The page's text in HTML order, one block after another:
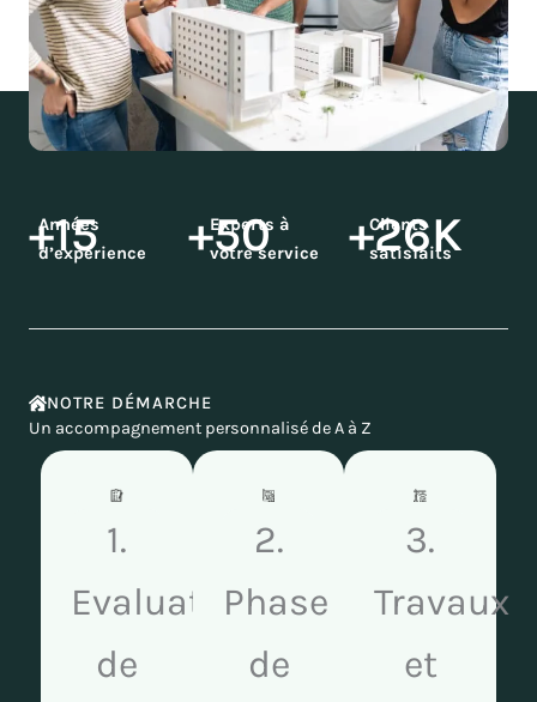
+15
Années
d’expérience
+50
Experts à
votre service
+26K
Clients
satisfaits
NOTRE DÉMARCHE
Un accompagnement personnalisé de A à Z
1.
Evaluation
de
2.
Phase
de
3.
Travaux
et